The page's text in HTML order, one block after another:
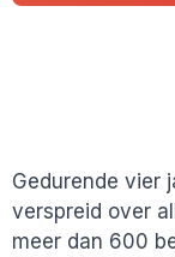
Gedurende vier
verspreid over
meer dan 600